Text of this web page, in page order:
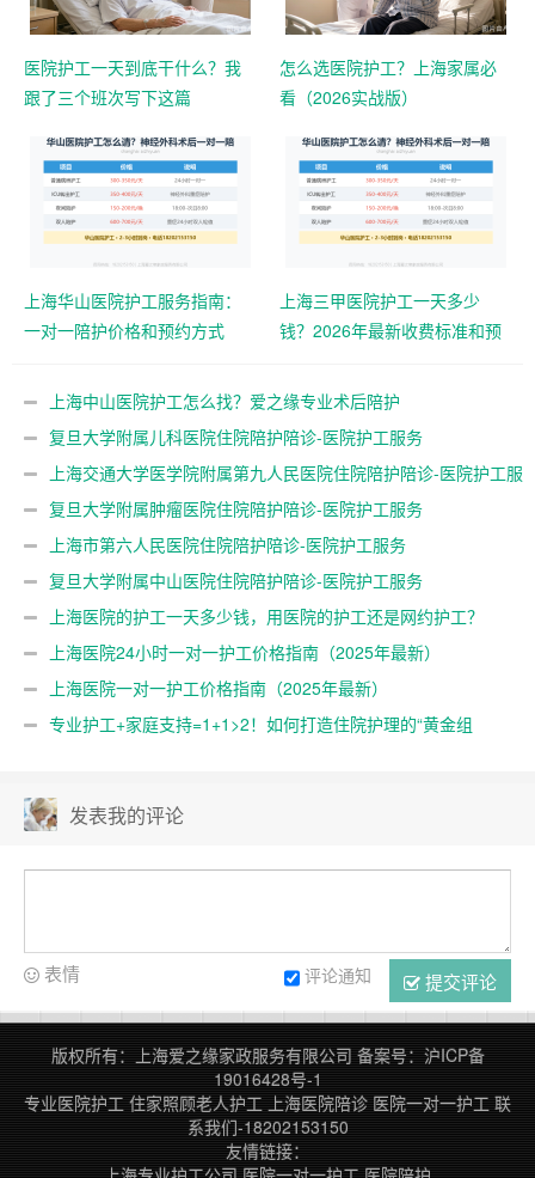
医院护工一天到底干什么？我
跟了三个班次写下这篇
怎么选医院护工？上海家属必
看（2026实战版）
上海华山医院护工服务指南：
一对一陪护价格和预约方式
上海三甲医院护工一天多少
钱？2026年最新收费标准和预
上海中山医院护工怎么找？爱之缘专业术后陪护
18202153150（1 小时响应/持证上岗）
复旦大学附属儿科医院住院陪护陪诊-医院护工服务
上海交通大学医学院附属第九人民医院住院陪护陪诊-医院护工服
务 复旦大学附属肿瘤医院住院陪护陪诊-医院护工服务
上海市第六人民医院住院陪护陪诊-医院护工服务
复旦大学附属中山医院住院陪护陪诊-医院护工服务
上海医院的护工一天多少钱，用医院的护工还是网约护工？
上海医院24小时一对一护工价格指南（2025年最新）
上海医院一对一护工价格指南（2025年最新）
专业护工+家庭支持=1+1>2！如何打造住院护理的“黄金组
发表我的评论
提交评论
评论通知
表情
版权所有：上海爱之缘家政服务有限公司 备案号： 沪ICP备
19016428号-1
专业医院护工 住家照顾老人护工 上海医院陪诊 医院一对一护工 联
系我们-18202153150
友情链接：